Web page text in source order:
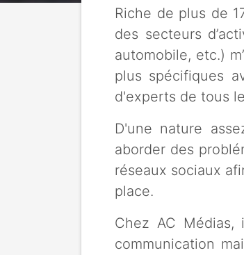
Riche de plus de
des secteurs
automobile, etc.)
plus spécifiques
d'experts de tous
D'une nature
aborder des
réseaux sociaux
place.
Chez AC
communication